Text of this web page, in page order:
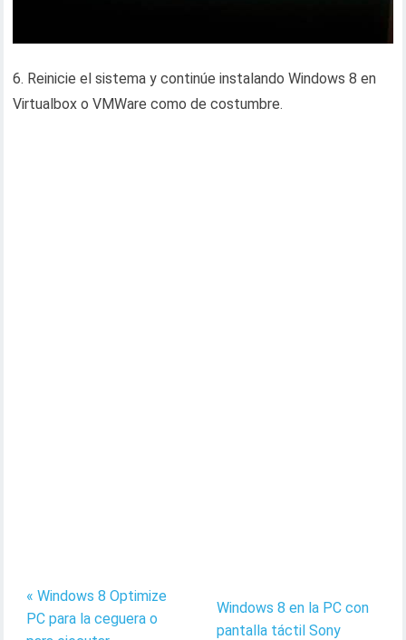
6. Reinicie el sistema y continúe instalando Windows 8 en
Virtualbox o VMWare como de costumbre.
« Windows 8 Optimize
PC para la ceguera o
Windows 8 en la PC con
pantalla táctil Sony